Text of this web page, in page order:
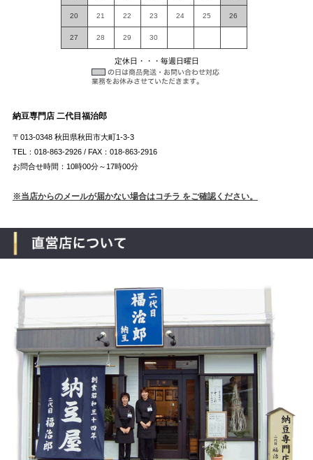
20 21 22 23 24 25 26
27 28 29 30
定休日・・・毎週日曜日
納豆専門店 二代目福治郎
〒013-0348 秋田県秋田市大町1-3-3
TEL：018-863-2926 / FAX：018-863-2916
お問合せ時間：10時00分～17時00分
※当店からのメールが届かない場合はコチラ をご確認ください。